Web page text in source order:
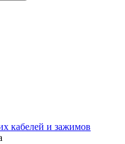
кабелей и зажимов